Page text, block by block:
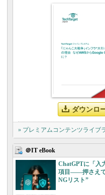
ダウンロ
» プレミアムコンテンツライブ
＠IT eBook
ChatGPTに「入
項目――押さえ
NGリスト”